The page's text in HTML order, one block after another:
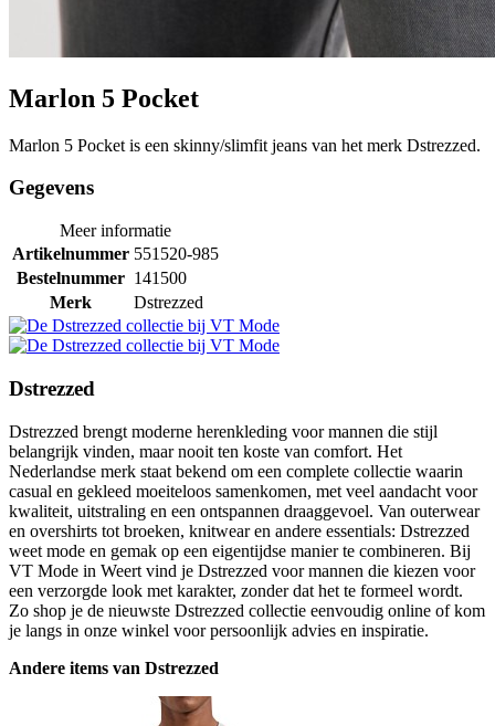
Marlon 5 Pocket
Marlon 5 Pocket is een skinny/slimfit jeans van het merk Dstrezzed.
Gegevens
Meer informatie
Artikelnummer 551520-985
Bestelnummer 141500
Merk
Dstrezzed
Dstrezzed
Dstrezzed brengt moderne herenkleding voor mannen die stijl
belangrijk vinden, maar nooit ten koste van comfort. Het
Nederlandse merk staat bekend om een complete collectie waarin
casual en gekleed moeiteloos samenkomen, met veel aandacht voor
kwaliteit, uitstraling en een ontspannen draaggevoel. Van outerwear
en overshirts tot broeken, knitwear en andere essentials: Dstrezzed
weet mode en gemak op een eigentijdse manier te combineren. Bij
VT Mode in Weert vind je Dstrezzed voor mannen die kiezen voor
een verzorgde look met karakter, zonder dat het te formeel wordt.
Zo shop je de nieuwste Dstrezzed collectie eenvoudig online of kom
je langs in onze winkel voor persoonlijk advies en inspiratie.
Andere items van Dstrezzed